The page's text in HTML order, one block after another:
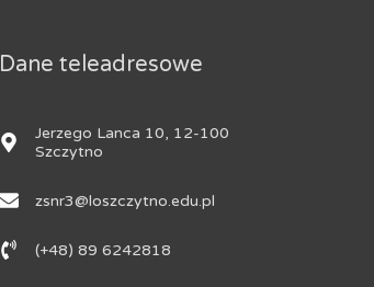
Dane teleadresowe
Jerzego Lanca 10, 12-100
Szczytno
zsnr3@loszczytno.edu.pl
(+48) 89 6242818